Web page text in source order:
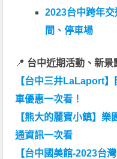
2023台中跨年
間、停車場
📍 台中近期活動、新景
【台中三井LaLaport
車優惠一次看！
【熊大的麗寶小鎮】
通資訊一次看
【台中國美館-2023台